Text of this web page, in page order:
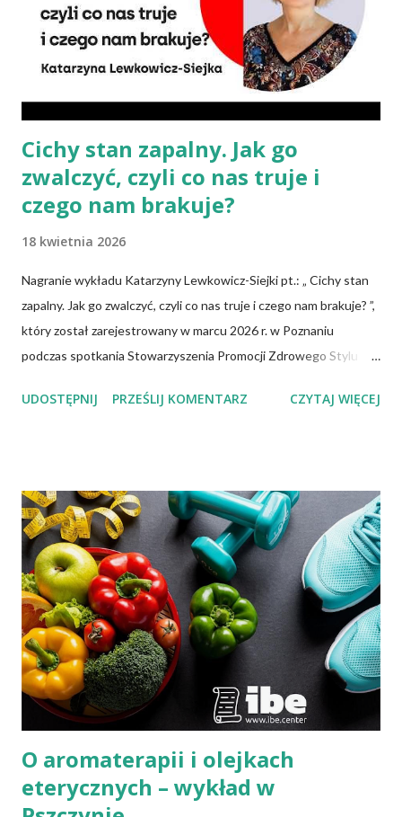
Po Zdrowie. – Choć owszem, gdy chcemy nauczyć się podstaw
komponowania diety wegańskiej, możemy spisywać to, co
spożywamy, w jakich ilościach, jaką ma to wartość od...
Cichy stan zapalny. Jak go
zwalczyć, czyli co nas truje i
czego nam brakuje?
18 kwietnia 2026
Nagranie wykładu Katarzyny Lewkowicz-Siejki pt.: „ Cichy stan
zapalny. Jak go zwalczyć, czyli co nas truje i czego nam brakuje? ”,
który został zarejestrowany w marcu 2026 r. w Poznaniu
podczas spotkania Stowarzyszenia Promocji Zdrowego Stylu
dziennikarka, publicystka, promotorka zdrowego stylu życia,
UDOSTĘPNIJ PRZEŚLIJ KOMENTARZ CZYTAJ WIĘCEJ
O aromaterapii i olejkach
eterycznych – wykład w